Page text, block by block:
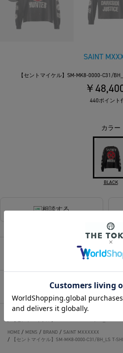
SAINT
【セントマイケル】SM-MK8-0000-C31/
￥
440ポイント
カラー
BLACK
相談する
アイテム説明
HOME / MENS /トップス /Tシャツ/カットソー(長袖)
HOME / MENS / BRAND / SAINT MXXXXXX
/
【セントマイケル】SM-MK8-0000-C31/BH_LS T-